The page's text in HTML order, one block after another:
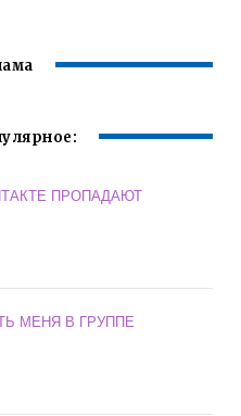
ПРОПАДАЮТ
МЕНЯ В ГРУППЕ